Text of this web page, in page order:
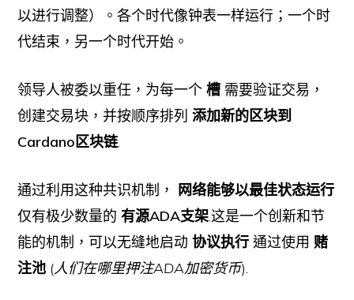
以进行调整）。各个时代像钟表一样运行；一个时
代结束，另一个时代开始。
领导人被委以重任，为每一个槽 需要验证交易，
创建交易块，并按顺序排列添加新的区块到
Cardano区块链.
通过利用这种共识机制，
网络能够以最佳状态运行
仅有极少数量的有源ADA支架.这是一个创新和节
能的机制，可以无缝地启动协议执行 通过使用 赌
注池 (人们在哪里押注ADA加密货币).